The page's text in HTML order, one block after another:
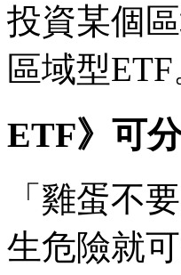
投資某個
區域型ETF
ETF》可
「雞蛋不
生危險就